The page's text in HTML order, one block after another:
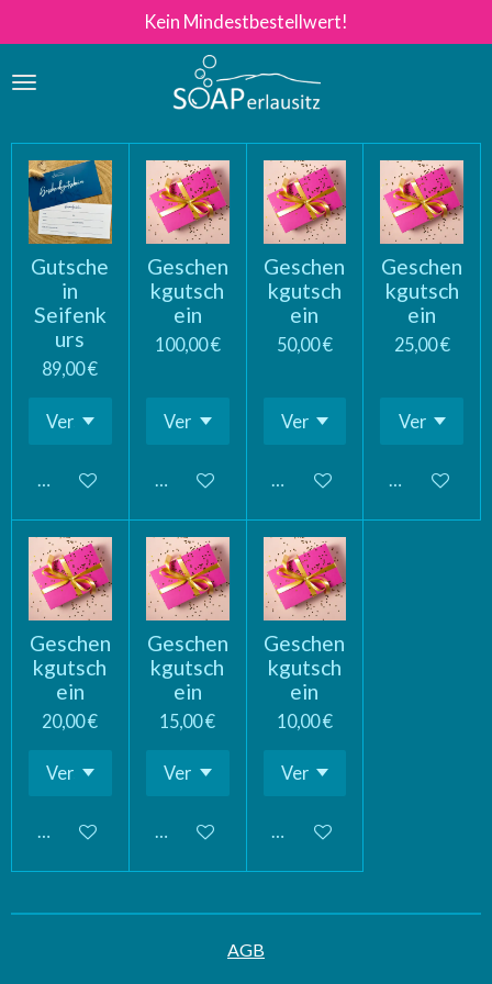
Hauptinhalt
springen
Kein Mindestbestellwert!
Gutsche
in
Seifenk
urs
89,00 €
In den Warenkorb
Geschen
kgutsch
ein
100,00 €
In den Warenkorb
Geschen
kgutsch
ein
50,00 €
In den Warenkorb
Geschen
kgutsch
ein
25,00 €
In den
Geschen
kgutsch
ein
20,00 €
In den Warenkorb
Geschen
kgutsch
ein
15,00 €
In den Warenkorb
Geschen
kgutsch
ein
10,00 €
In den Warenkorb
AGB